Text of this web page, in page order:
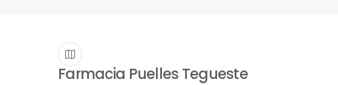
Farmacia Puelles Tegueste